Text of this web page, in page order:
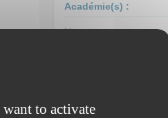
Académie(s) :
Nantes
to activate